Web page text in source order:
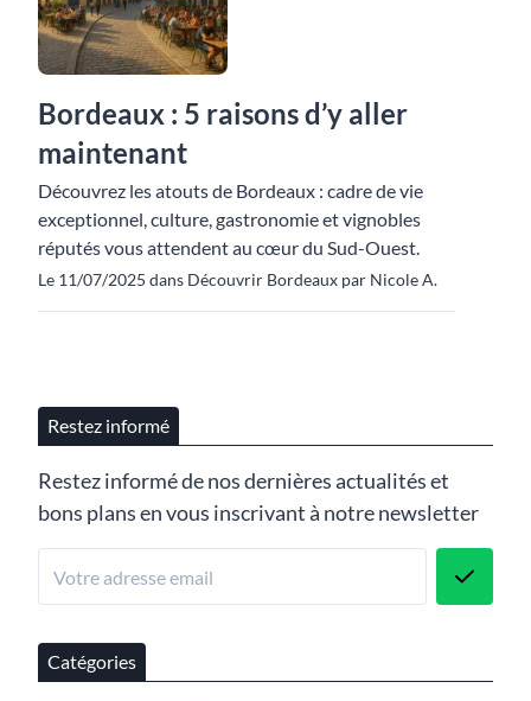
Bordeaux : 5 raisons d’y aller
maintenant
Découvrez les atouts de Bordeaux : cadre de vie
exceptionnel, culture, gastronomie et vignobles
réputés vous attendent au cœur du Sud-Ouest.
Le 11/07/2025 dans Découvrir Bordeaux par Nicole A.
Restez informé
Restez informé de nos dernières actualités et
bons plans en vous inscrivant à notre newsletter
Catégories